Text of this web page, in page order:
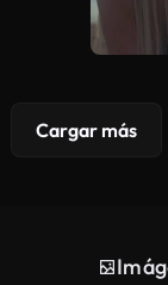
Cargar más